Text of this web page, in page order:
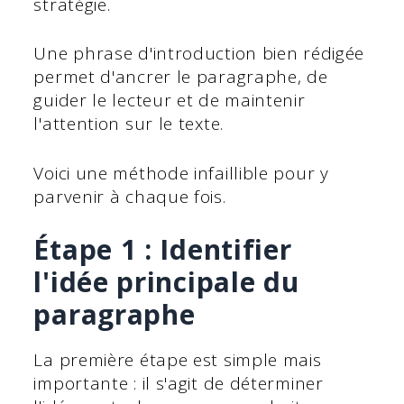
Une phrase d'introduction bien rédigée
permet d'ancrer le paragraphe, de
guider le lecteur et de maintenir
l'attention sur le texte.
Voici une méthode infaillible pour y
parvenir à chaque fois.
Étape 1 : Identifier
l'idée principale du
paragraphe
La première étape est simple mais
importante : il s'agit de déterminer